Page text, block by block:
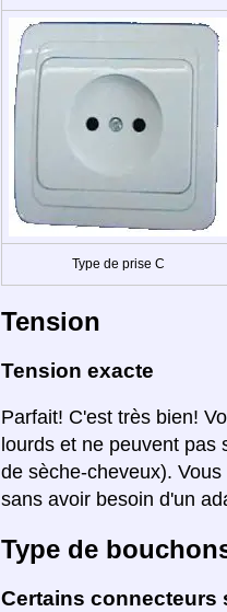
Type de prise C
Tension
Tension exacte
Parfait! C'est très bien!
lourds et ne peuvent pas
de sèche-cheveux).
sans avoir besoin d'un
Type de
Certains connecteurs